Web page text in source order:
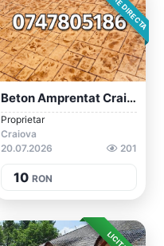
Beton Amprentat Craiova / Dolj
Proprietar
Craiova
20.07.2026
201
10 RON